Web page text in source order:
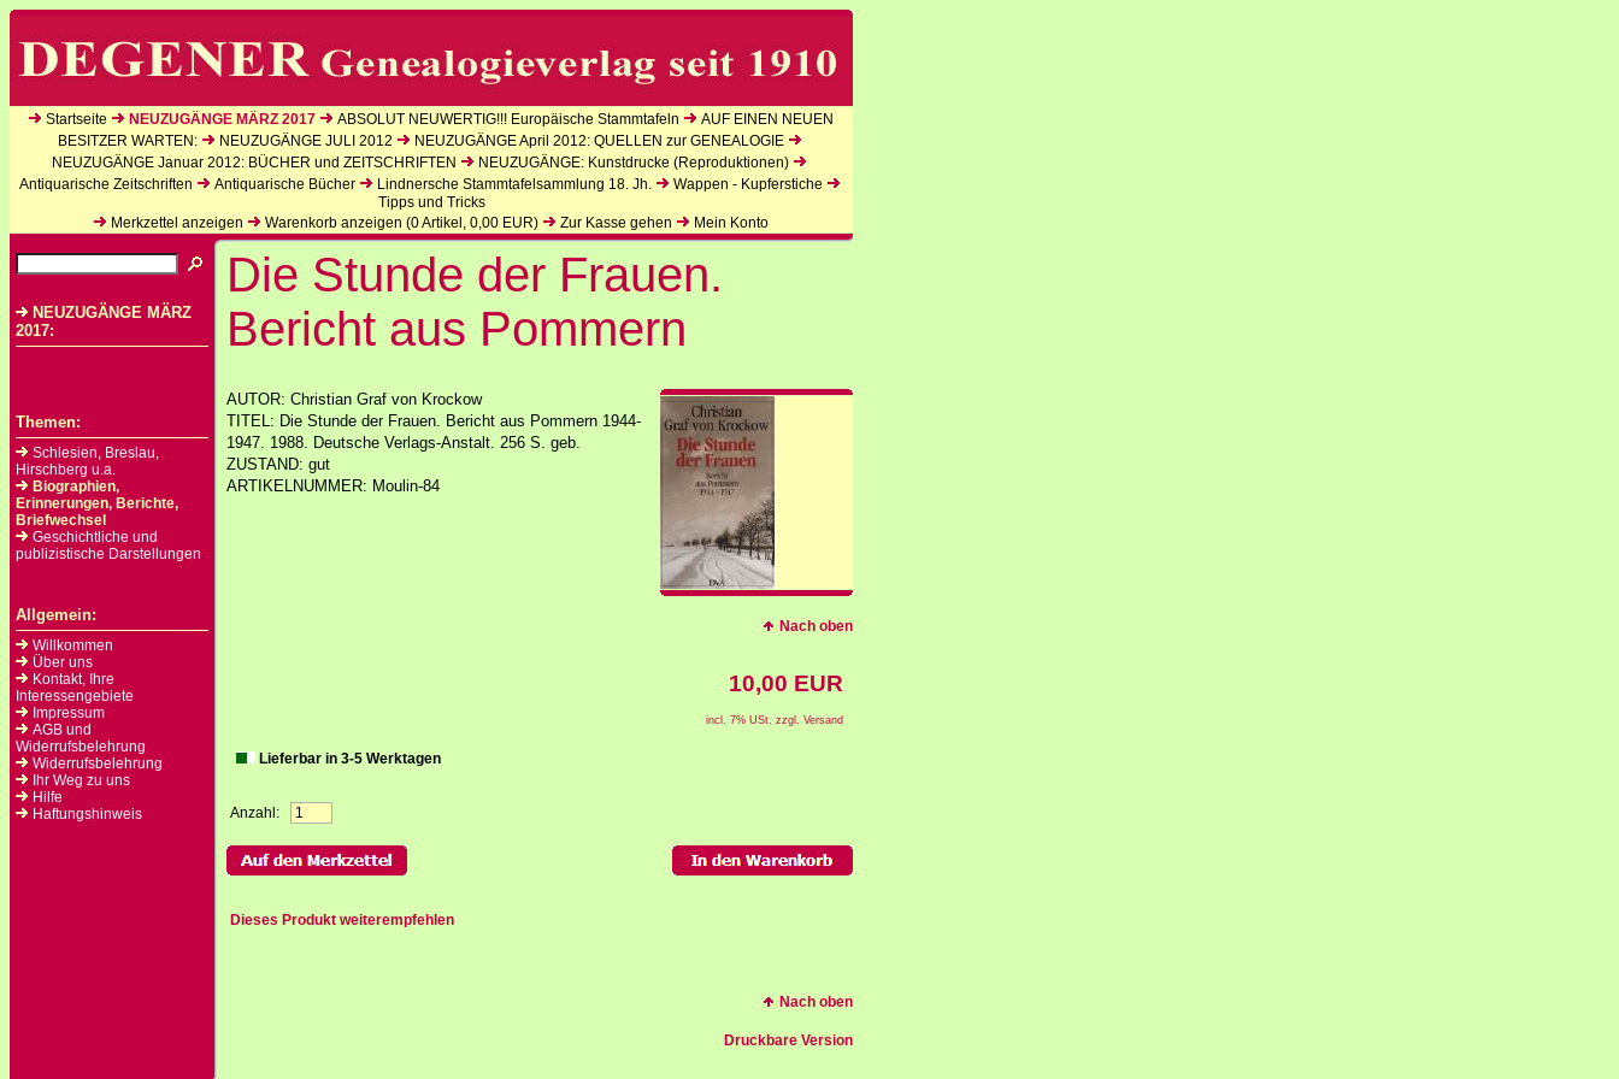
Startseite NEUZUGÄNGE MÄRZ 2017 ABSOLUT NEUWERTIG!!! Europäische Stammtafeln
AUF EINEN NEUEN
BESITZER WARTEN:
NEUZUGÄNGE JULI 2012
NEUZUGÄNGE April 2012: QUELLEN zur GENEALOGIE
NEUZUGÄNGE Januar 2012: BÜCHER und ZEITSCHRIFTEN
NEUZUGÄNGE: Kunstdrucke (Reproduktionen)
Antiquarische Zeitschriften
Antiquarische Bücher Lindnersche Stammtafelsammlung 18. Jh.
Wappen - Kupferstiche
Tipps und Tricks
Merkzettel anzeigen
Warenkorb anzeigen (0Artikel, 0,00 EUR) Zur Kasse gehen Mein Konto
NEUZUGÄNGE MÄRZ
2017:
Themen:
Schlesien, Breslau,
Hirschberg u.a.
Biographien,
Erinnerungen, Berichte,
Briefwechsel
Geschichtliche und
publizistische Darstellungen
Allgemein:
Willkommen
Über uns
Kontakt, Ihre
Interessengebiete
Impressum
AGB und
Widerrufsbelehrung
Widerrufsbelehrung
Ihr Weg zu uns
Hilfe
Haftungshinweis
Die Stunde der Frauen.
Bericht aus Pommern
AUTOR: Christian Graf von Krockow
TITEL: Die Stunde der Frauen. Bericht aus Pommern 1944-
1947. 1988. Deutsche Verlags-Anstalt. 256 S. geb.
ZUSTAND: gut
ARTIKELNUMMER: Moulin-84
Nach oben
10,00 EUR
incl. 7% USt. zzgl. Versand
Lieferbar in 3-5 Werktagen
Anzahl:
Dieses Produkt weiterempfehlen
Nach oben
Druckbare Version